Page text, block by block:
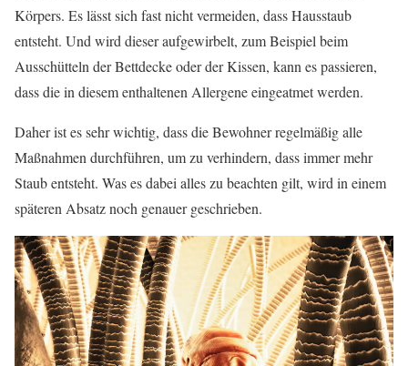
Körpers. Es lässt sich fast nicht vermeiden, dass Hausstaub
entsteht. Und wird dieser aufgewirbelt, zum Beispiel beim
Ausschütteln der Bettdecke oder der Kissen, kann es passieren,
dass die in diesem enthaltenen Allergene eingeatmet werden.
Daher ist es sehr wichtig, dass die Bewohner regelmäßig alle
Maßnahmen durchführen, um zu verhindern, dass immer mehr
Staub entsteht. Was es dabei alles zu beachten gilt, wird in einem
späteren Absatz noch genauer geschrieben.